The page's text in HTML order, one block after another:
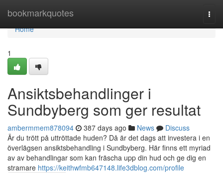
bookmarkquotes
Home
Home
1
Ansiktsbehandlinger i
Sundbyberg som ger resultat
ambermmem878094 387 days ago News
Discuss
Är du trött på uttröttade huden? Då är det dags att investera i en
överlägsen ansiktsbehandling i Sundbyberg. Här finns ett myriad
av av behandlingar som kan fräscha upp din hud och ge dig en
stramare https://keithwfmb647148.life3dblog.com/profile